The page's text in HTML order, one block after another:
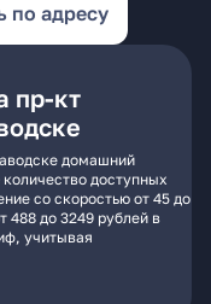
по адресу
пр-кт
домашний
доступных
со скоростью от 45 до
488 до 3249 рублей в
учитывая